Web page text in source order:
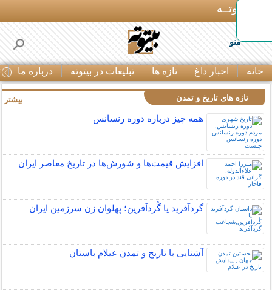
بـیتوتــه
منو
خانه اخبار داغ تازه ها تبلیغات در بیتوته درباره ما
تازه های تاریخ و تمدن
همه چیز درباره دوره رنسانس
افزایش قیمت‌ها و شورش‌ها در تاریخ معاصر ایران
گردآفرید یا گُردآفرین؛ پهلوان زن سرزمین ایران
آشنایی با تاریخ و تمدن عیلام باستان
بیشتر